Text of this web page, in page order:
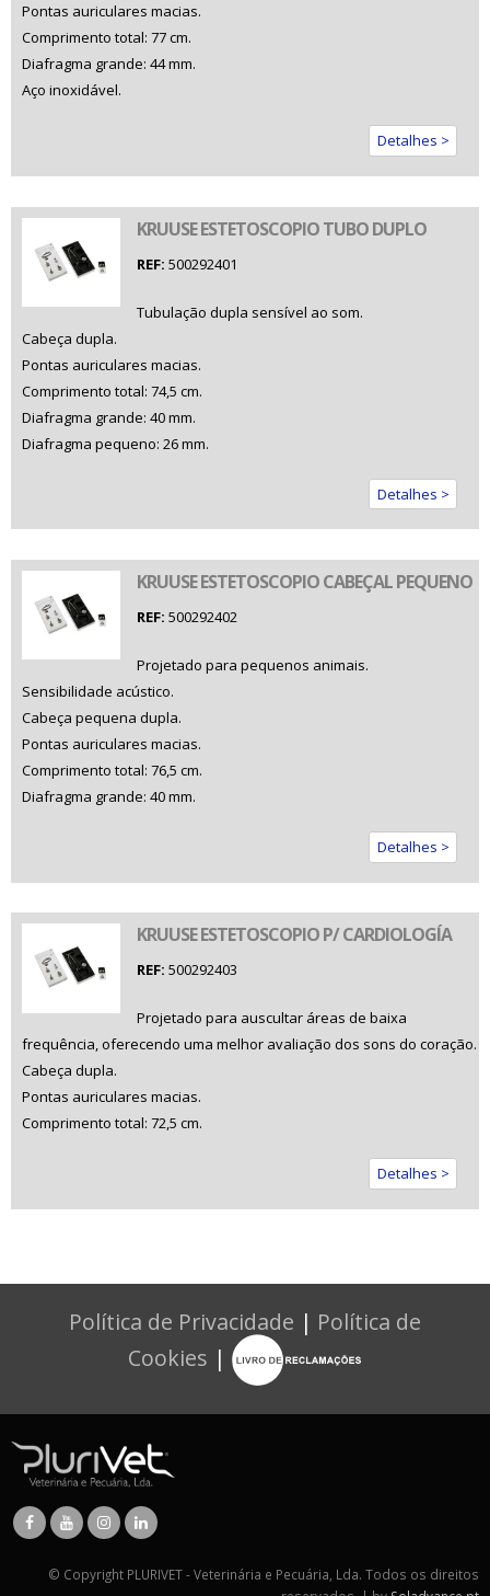
Pontas auriculares macias.
Comprimento total: 77 cm.
Diafragma grande: 44 mm.
Aço inoxidável.
Detalhes >
KRUUSE ESTETOSCOPIO TUBO DUPLO
REF: 500292401
Tubulação dupla sensível ao som.
Cabeça dupla.
Pontas auriculares macias.
Comprimento total: 74,5 cm.
Diafragma grande: 40 mm.
Diafragma pequeno: 26 mm.
Detalhes >
KRUUSE ESTETOSCOPIO CABEÇAL PEQUENO
REF: 500292402
Projetado para pequenos animais.
Sensibilidade acústico.
Cabeça pequena dupla.
Pontas auriculares macias.
Comprimento total: 76,5 cm.
Diafragma grande: 40 mm.
Detalhes >
KRUUSE ESTETOSCOPIO P/ CARDIOLOGÍA
REF: 500292403
Projetado para auscultar áreas de baixa
frequência, oferecendo uma melhor avaliação dos sons do coração.
Cabeça dupla.
Pontas auriculares macias.
Comprimento total: 72,5 cm.
Detalhes >
Política de Privacidade | Política de
Cookies |
© Copyright PLURIVET - Veterinária e Pecuária, Lda. Todos os direitos